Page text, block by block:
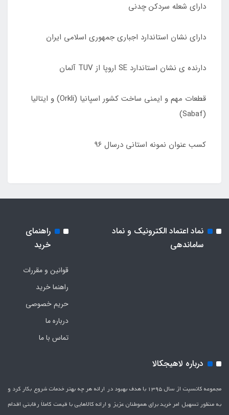
دارای شعله سردکن چدنی
دارای نشان استاندارد اجباری جمهوری اسلامی ایران
دارنده ی نشان استاندارد SE اروپا از TUV آلمان
قطعات مهم و ایمنی ساخت کشور اسپانیا (Orkli) و ایتالیا
(Sabaf)
کسب عنوان نمونه استانی درسال ٩۶
نماد اعتماد الکترونیک و نماد
ساماندهی
راهنمای
خرید
قوانین و مقررات
راهنما خرید
حریم خصوصی
درباره ما
تماس با ما
درباره لاهیجکالا
مجموعه کانسپت از سال 1395 با هدف بهبود در ارائه هر چه بهتر خدمات شروع بکار کرد و
به منظور تسهیل امر خرید برای هموطنان عزیز و ارائه کالاهایی با قیمت کاملاَ رقابتی اقدام